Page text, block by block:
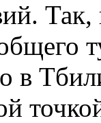
Так,
в